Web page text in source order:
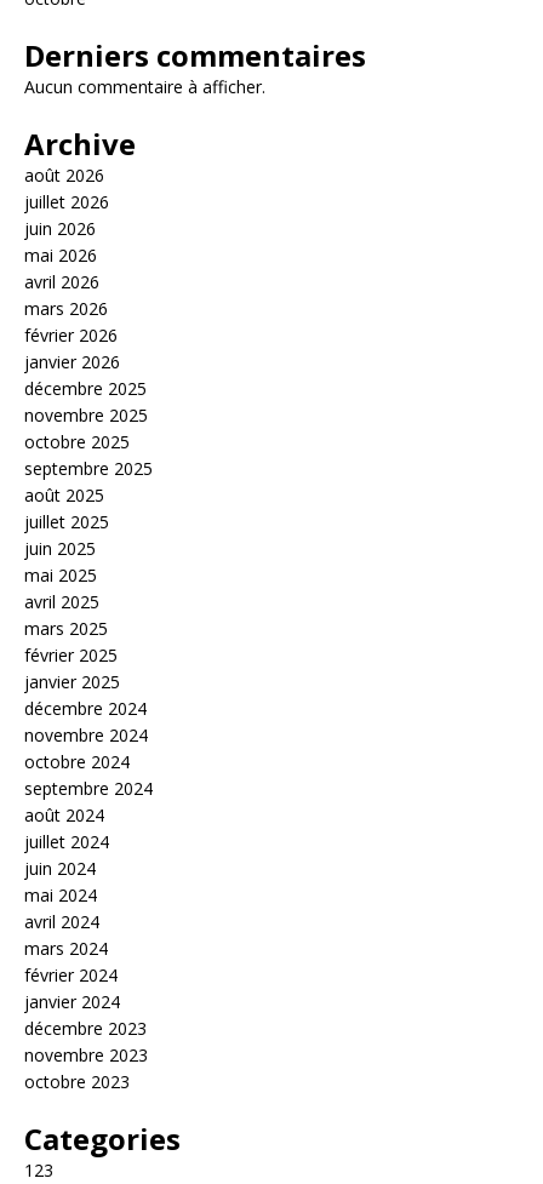
Derniers commentaires
Aucun commentaire à afficher.
Archive
août 2026
juillet 2026
juin 2026
mai 2026
avril 2026
mars 2026
février 2026
janvier 2026
décembre 2025
novembre 2025
octobre 2025
septembre 2025
août 2025
juillet 2025
juin 2025
mai 2025
avril 2025
mars 2025
février 2025
janvier 2025
décembre 2024
novembre 2024
octobre 2024
septembre 2024
août 2024
juillet 2024
juin 2024
mai 2024
avril 2024
mars 2024
février 2024
janvier 2024
décembre 2023
novembre 2023
octobre 2023
Categories
123